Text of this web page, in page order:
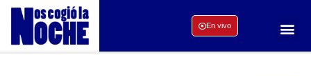
En vivo